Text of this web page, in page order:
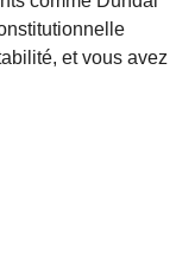
et vous avez